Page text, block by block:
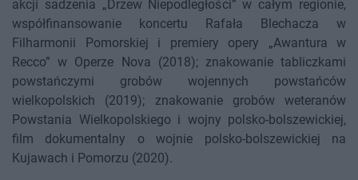
akcji sadzenia „Drzew Niepodległości” w całym regionie,
współfinansowanie koncertu Rafała Blechacza w
Filharmonii Pomorskiej i premiery opery „Awantura w
Recco” w Operze Nova (2018); znakowanie tabliczkami
powstańczymi grobów wojennych powstańców
wielkopolskich (2019); znakowanie grobów weteranów
Powstania Wielkopolskiego i wojny polsko-bolszewickiej,
film dokumentalny o wojnie polsko-bolszewickiej na
Kujawach i Pomorzu (2020).